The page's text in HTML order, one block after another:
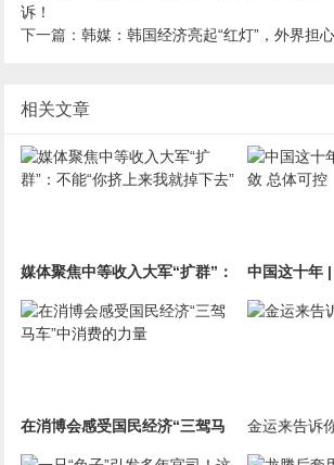
诉！
下一篇：韩媒：韩国经济亮起“红灯”，外界担
相关文章
媒体聚焦中等收入大军“扩群”：
不能“你挤上来我就掉下去”
中国这十年
总体可控
在消博会感受国民经济“三驾马
车”中消费的力量
金运来告诉